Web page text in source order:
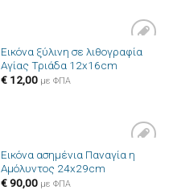
Πρόσθήκη
στην λίστα
Εικόνα ξύλινη σε λιθογραφία
Αγίας Τριάδα 12x16cm
€12,00 με ΦΠΑ
Πρόσθήκη
Εικόνα ασημένια Παναγία η
Αμόλυντος 24x29cm
€90,00 με ΦΠΑ